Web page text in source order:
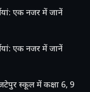
एक नजर में जानें
एक नजर में जानें
स्कूल में कक्षा 6, 9